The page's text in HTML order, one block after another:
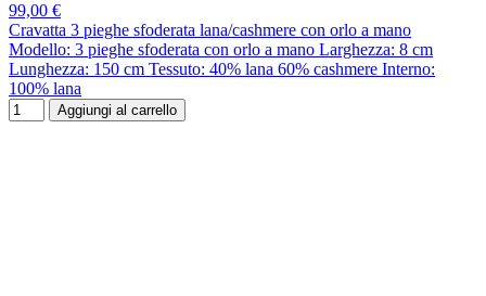
99,00 €
Cravatta 3 pieghe sfoderata lana/cashmere con orlo a mano
Modello: 3 pieghe sfoderata con orlo a mano Larghezza: 8 cm
Lunghezza: 150 cm Tessuto: 40% lana 60% cashmere Interno:
100% lana
Aggiungi al carrello